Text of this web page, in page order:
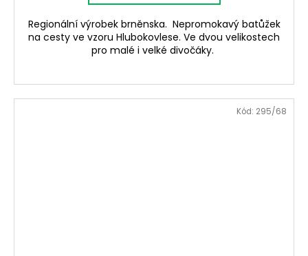
Regionální výrobek brněnska. Nepromokavý batůžek
na cesty ve vzoru Hlubokovlese. Ve dvou velikostech
pro malé i velké divočáky.
Kód: 295/68